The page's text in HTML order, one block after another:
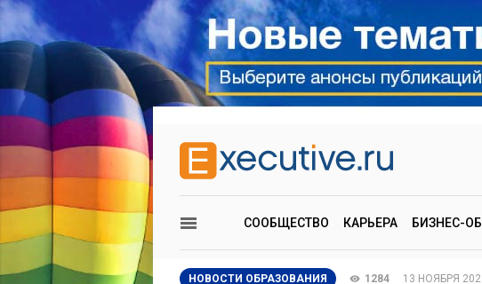
СООБЩЕСТВО КАРЬЕРА БИЗНЕС-
НОВОСТИ ОБРАЗОВАНИЯ 1284 13 НОЯБРЯ